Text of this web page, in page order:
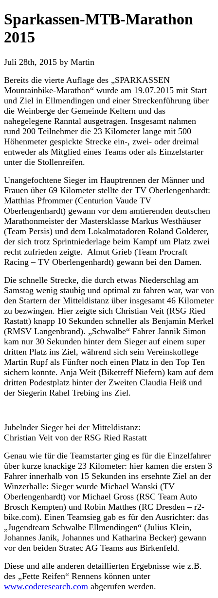
Sparkassen-MTB-Marathon
2015
Juli 28th, 2015 by Martin
Bereits die vierte Auflage des „SPARKASSEN
Mountainbike-Marathon“ wurde am 19.07.2015 mit Start
und Ziel in Ellmendingen und einer Streckenführung über
die Weinberge der Gemeinde Keltern und das
nahegelegene Ranntal ausgetragen. Insgesamt nahmen
rund 200 Teilnehmer die 23 Kilometer lange mit 500
Höhenmeter gespickte Strecke ein-, zwei- oder dreimal
entweder als Mitglied eines Teams oder als Einzelstarter
unter die Stollenreifen.
Unangefochtene Sieger im Hauptrennen der Männer und
Frauen über 69 Kilometer stellte der TV Oberlengenhardt:
Matthias Pfrommer (Centurion Vaude TV
Oberlengenhardt) gewann vor dem amtierenden deutschen
Marathonmeister der Mastersklasse Markus Westhäuser
(Team Persis) und dem Lokalmatadoren Roland Golderer,
der sich trotz Sprintniederlage beim Kampf um Platz zwei
recht zufrieden zeigte. Almut Grieb (Team Procraft
Racing – TV Oberlengenhardt) gewann bei den Damen.
Die schnelle Strecke, die durch etwas Niederschlag am
Samstag wenig staubig und optimal zu fahren war, war von
den Startern der Mitteldistanz über insgesamt 46 Kilometer
zu bezwingen. Hier zeigte sich Christian Veit (RSG Ried
Rastatt) knapp 10 Sekunden schneller als Benjamin Merkel
(RMSV Langenbrand). „Schwalbe“ Fahrer Jannik Simon
kam nur 30 Sekunden hinter dem Sieger auf einem super
dritten Platz ins Ziel, während sich sein Vereinskollege
Martin Rupf als Fünfter noch einen Platz in den Top Ten
sichern konnte. Anja Weit (Biketreff Niefern) kam auf dem
dritten Podestplatz hinter der Zweiten Claudia Heiß und
der Siegerin Rahel Trebing ins Ziel.
Jubelnder Sieger bei der Mitteldistanz:
Christian Veit von der RSG Ried Rastatt
Genau wie für die Teamstarter ging es für die Einzelfahrer
über kurze knackige 23 Kilometer: hier kamen die ersten 3
Fahrer innerhalb von 15 Sekunden ins ersehnte Ziel an der
Winzerhalle: Sieger wurde Michael Wanski (TV
Oberlengenhardt) vor Michael Gross (RSC Team Auto
Brosch Kempten) und Robin Matthes (RC Dresden – r2-
bike.com). Einen Teamsieg gab es für den Ausrichter: das
„Jugendteam Schwalbe Ellmendingen“ (Julius Klein,
Johannes Janik, Johannes und Katharina Becker) gewann
vor den beiden Stratec AG Teams aus Birkenfeld.
Diese und alle anderen detaillierten Ergebnisse wie z.B.
des „Fette Reifen“ Rennens können unter
www.coderesearch.com abgerufen werden.